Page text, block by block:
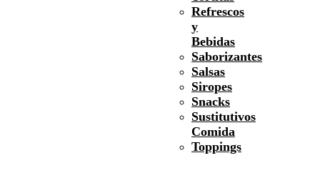
Refrescos
y
Bebidas
Saborizantes
Salsas
Siropes
Snacks
Sustitutivos
Comida
Toppings